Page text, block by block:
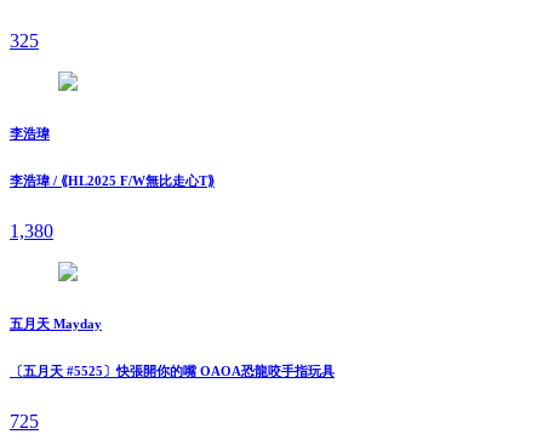
325
李浩瑋
李浩瑋 / ⟪HL2025 F/W無比走⼼T⟫
1,380
五月天 Mayday
〔五月天 #5525〕快張開你的嘴 OAOA恐龍咬手指玩具
725